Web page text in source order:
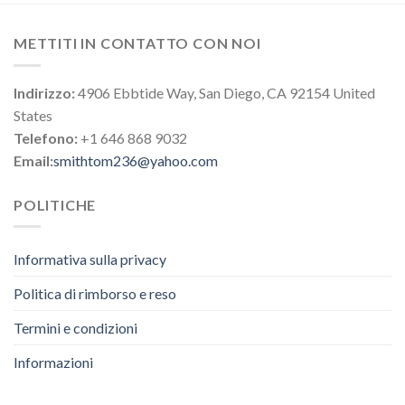
METTITI IN CONTATTO CON NOI
Indirizzo:4906 Ebbtide Way, San Diego, CA 92154 United
States
Telefono: +1 646 868 9032
Email:smithtom236@yahoo.com
POLITICHE
Informativa sulla privacy
Politica di rimborso e reso
Termini e condizioni
Informazioni